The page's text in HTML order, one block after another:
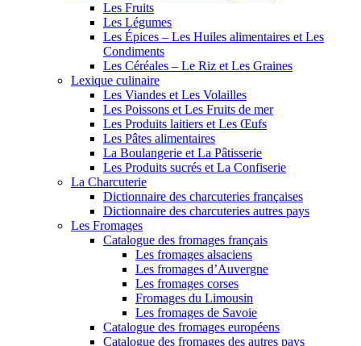
Les Fruits
Les Légumes
Les Épices – Les Huiles alimentaires et Les
Condiments
Les Céréales – Le Riz et Les Graines
Lexique culinaire
Les Viandes et Les Volailles
Les Poissons et Les Fruits de mer
Les Produits laitiers et Les Œufs
Les Pâtes alimentaires
La Boulangerie et La Pâtisserie
Les Produits sucrés et La Confiserie
La Charcuterie
Dictionnaire des charcuteries françaises
Dictionnaire des charcuteries autres pays
Les Fromages
Catalogue des fromages français
Les fromages alsaciens
Les fromages d’Auvergne
Les fromages corses
Fromages du Limousin
Les fromages de Savoie
Catalogue des fromages européens
Catalogue des fromages des autres pays